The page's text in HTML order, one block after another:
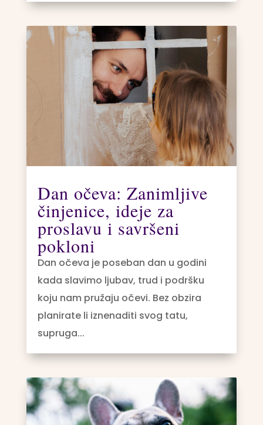
Dan očeva: Zanimljive
činjenice, ideje za
proslavu i savršeni
pokloni
Dan očeva je poseban dan u godini
kada slavimo ljubav, trud i podršku
koju nam pružaju očevi. Bez obzira
planirate li iznenaditi svog tatu,
supruga...